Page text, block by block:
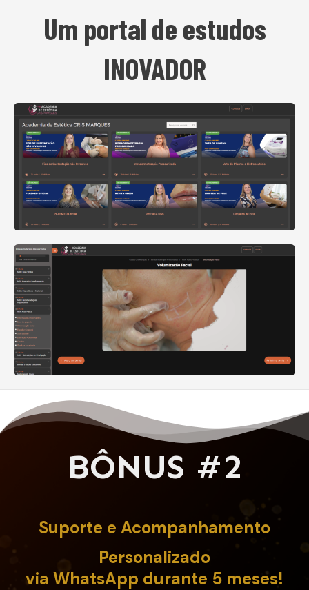
Um portal de estudos
INOVADOR
BÔNUS #2
Suporte e Acompanhamento
Personalizado
via WhatsApp durante 5 meses!